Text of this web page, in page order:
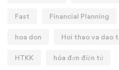
Fast Financial Planning
hoa don Hoi thao va dao
HTKK hóa đơn điện tử